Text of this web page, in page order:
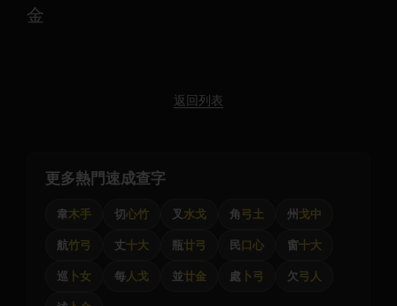
金
返回列表
更多熱門速成查字
韋木手 切心竹 叉 水戈 角弓土 州 戈中
航竹弓 丈十大 瓶廿弓 民口心 窗十大
巡 卜女 每人戈 並廿金 處 卜弓 欠弓人